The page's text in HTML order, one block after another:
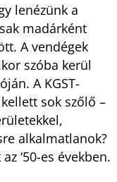
lenézünk a
madárként
A vendégek
szóba kerül
A KGST-
sok szőlő –
alkalmatlanok?
‘50-es években.